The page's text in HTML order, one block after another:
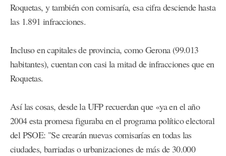
Roquetas, y también con comisaría, esa cifra desciende hasta
las 1.891 infracciones.
Incluso en capitales de provincia, como Gerona (99.013
habitantes), cuentan con casi la mitad de infracciones que en
Roquetas.
Así las cosas, desde la UFP recuerdan que «ya en el año
2004 esta promesa figuraba en el programa político electoral
del PSOE: "Se crearán nuevas comisarías en todas las
ciudades, barriadas o urbanizaciones de más de 30.000